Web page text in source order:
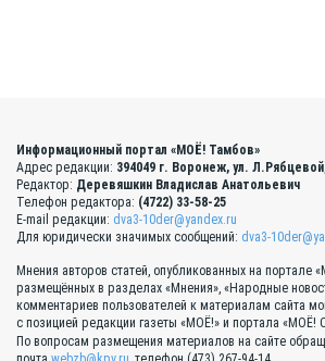
Информационный портал «МОЁ! Тамбов»
Адрес редакции: 394049 г. Воронеж, ул.
Редактор: Деревяшкин Владислав Анатольевич
Телефон редактора: (4722) 33-58-25
E-mail редакции: dva3-10der@yandex.ru
Для юридически значимых сообщений: dva3-
Мнения авторов статей, опубликованных на портале
размещённых в разделах «Мнения», «Народные
комментариев пользователей к материалам сайта
с позицией редакции газеты «МОЁ!» и портала «МОЁ!
По вопросам размещения материалов на сайте